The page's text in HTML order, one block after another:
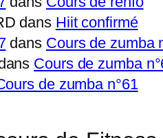
dans Hiit confirmé
dans Cours de zumba
Cours de zumba
de zumba n°61